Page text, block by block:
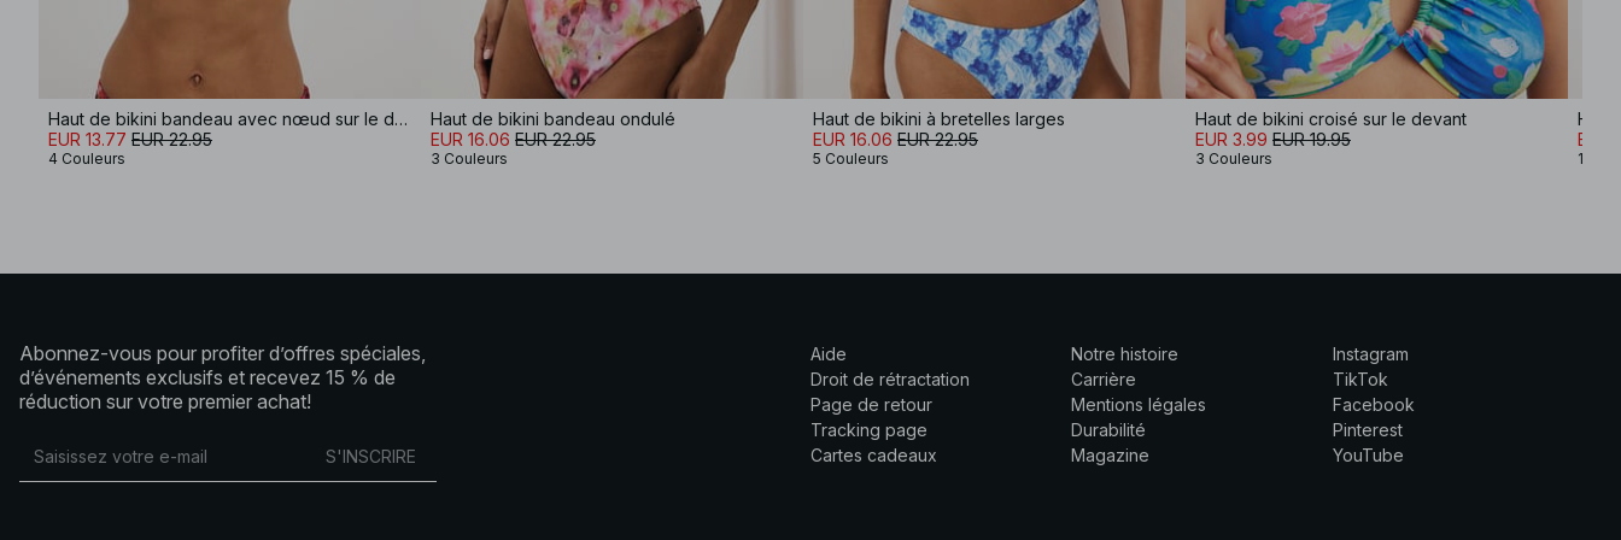
Haut de bikini bandeau avec nœud sur le devant
EUR 13.77 EUR 22.95
4 Couleurs
Haut de bikini bandeau ondulé
EUR 16.06 EUR 22.95
3 Couleurs
Haut de bikini à bretelles larges
EUR 16.06 EUR 22.95
5 Couleurs
Haut de bikini croisé sur le devant
EUR 3.99 EUR 19.95
3 Couleurs
EUR
12
Abonnez-vous pour profiter d’offres spéciales,
d’événements exclusifs et recevez 15 % de
réduction sur votre premier achat!
S'INSCRIRE
Aide
Droit de rétractation
Page de retour
Tracking page
Cartes cadeaux
Notre histoire
Carrière
Mentions légales
Durabilité
Magazine
Instagram
TikTok
Facebook
Pinterest
YouTube